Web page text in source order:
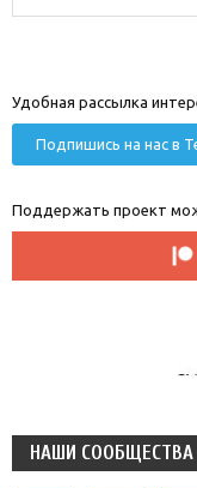
Удобная рассылка
Подпишись на нас в
Поддержать проект
НАШИ СООБЩЕСТВА